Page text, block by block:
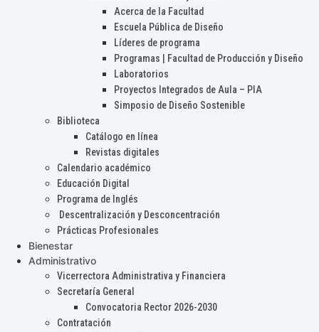
Acerca de la Facultad
Escuela Pública de Diseño
Líderes de programa
Programas | Facultad de Producción y Diseño
Laboratorios
Proyectos Integrados de Aula – PIA
Simposio de Diseño Sostenible
Biblioteca
Catálogo en línea
Revistas digitales
Calendario académico
Educación Digital
Programa de Inglés
Descentralización y Desconcentración
Prácticas Profesionales
Bienestar
Administrativo
Vicerrectora Administrativa y Financiera
Secretaría General
Convocatoria Rector 2026-2030
Contratación